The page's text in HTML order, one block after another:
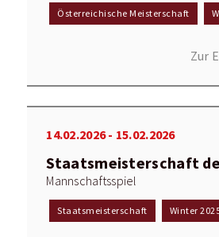
Österreichische Meisterschaft
Zur
14.02.2026 - 15.02.2026
Staatsmeisterschaft
Mannschaftsspiel
Staatsmeisterschaft Winter